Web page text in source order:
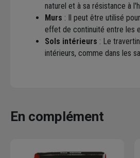
naturel et à sa résistance à
Murs : Il peut être utilisé
effet de continuité entre les
Sols intérieurs : Le
intérieurs, comme dans les
En complément